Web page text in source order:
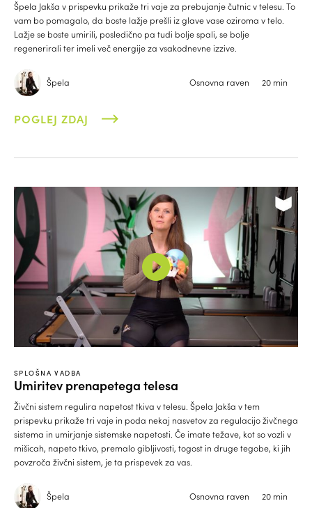
Špela Jakša v prispevku prikaže tri vaje za prebujanje čutnic v telesu. To
vam bo pomagalo, da boste lažje prešli iz glave vase oziroma v telo.
Lažje se boste umirili, posledično pa tudi bolje spali, se bolje
regenerirali ter imeli več energije za vsakodnevne izzive.
Špela Osnovna raven 20 min
POGLEJ ZDAJ
SPLOŠNA VADBA
Umiritev prenapetega telesa
Živčni sistem regulira napetost tkiva v telesu. Špela Jakša v tem
prispevku prikaže tri vaje in poda nekaj nasvetov za regulacijo živčnega
sistema in umirjanje sistemske napetosti. Če imate težave, kot so vozli v
mišicah, napeto tkivo, premalo gibljivosti, togost in druge tegobe, ki jih
povzroča živčni sistem, je ta prispevek za vas.
Špela Osnovna raven 20 min